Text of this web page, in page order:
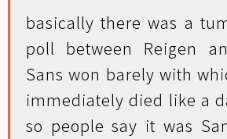
basically there was a
poll between Reigen
Sans won barely with
immediately died like a
so people say it was